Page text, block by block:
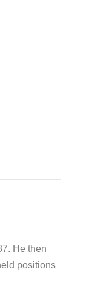
He then
positions